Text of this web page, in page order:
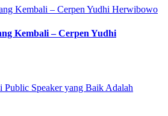
Kembali – Cerpen Yudhi